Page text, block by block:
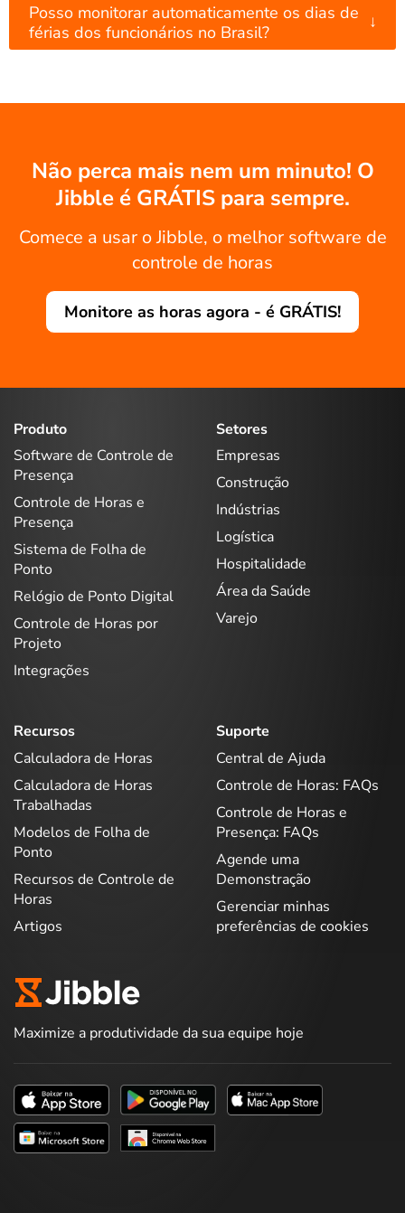
Posso monitorar automaticamente os dias de
férias dos funcionários no Brasil?
↓
Não perca mais nem um minuto! O
Jibble é GRÁTIS para sempre.
Comece a usar o Jibble, o melhor software de
controle de horas
Monitore as horas agora - é GRÁTIS!
Produto
Software de Controle de
Presença
Controle de Horas e
Presença
Sistema de Folha de
Ponto
Relógio de Ponto Digital
Controle de Horas por
Projeto
Integrações
Setores
Empresas
Construção
Indústrias
Logística
Hospitalidade
Área da Saúde
Varejo
Recursos
Calculadora de Horas
Calculadora de Horas
Trabalhadas
Modelos de Folha de
Ponto
Recursos de Controle de
Horas
Artigos
Suporte
Central de Ajuda
Controle de Horas: FAQs
Controle de Horas e
Presença: FAQs
Agende uma
Demonstração
Gerenciar minhas
preferências de cookies
Maximize a produtividade da sua equipe hoje